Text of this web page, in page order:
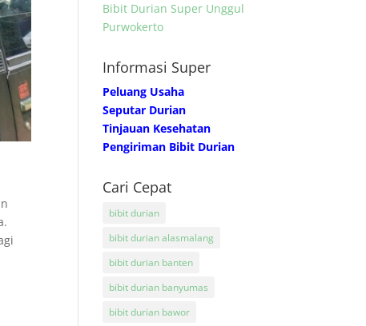
Bibit Durian Super Unggul
Purwokerto
Informasi Super
Peluang Usaha
Seputar Durian
Tinjauan Kesehatan
Pengiriman Bibit Durian
Cari Cepat
bibit durian
bibit durian alasmalang
bibit durian banten
bibit durian banyumas
bibit durian bawor